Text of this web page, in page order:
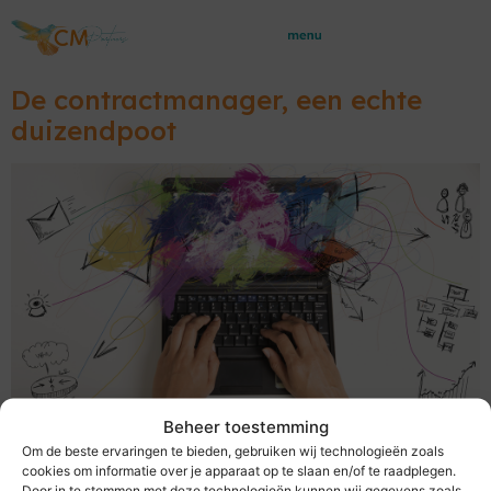
Beheer toestemming
Om de beste ervaringen te bieden, gebruiken wij technologieën zoals
cookies om informatie over je apparaat op te slaan en/of te raadplegen.
De contractmanager, een echte
duizendpoot
In steeds meer organisaties ontstaat de functie van
contractmanager, omdat het belang van het proactief